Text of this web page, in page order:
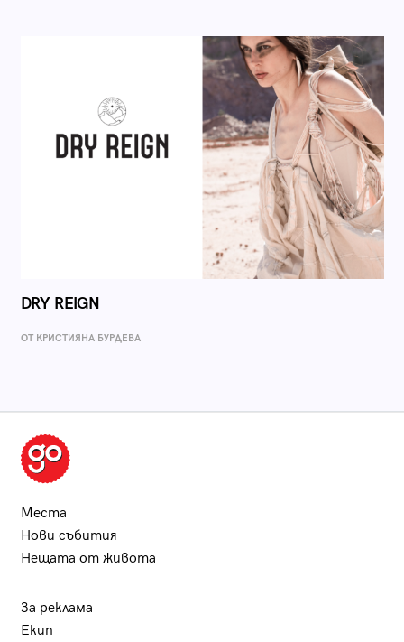
DRY REIGN
ОТ КРИСТИЯНА БУРДЕВА
Места
Нови събития
Нещата от живота
За реклама
Екип